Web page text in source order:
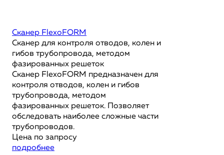
Сканер FlexoFORM
Сканер для контроля отводов, колен и
гибов трубопровода, методом
фазированных решеток
Сканер FlexoFORM предназначен для
контроля отводов, колен и гибов
трубопровода, методом
фазированных решеток. Позволяет
обследовать наиболее сложные части
трубопроводов.
Цена по запросу
подробнее